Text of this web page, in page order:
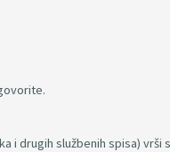
i drugih službenih spisa) vrši